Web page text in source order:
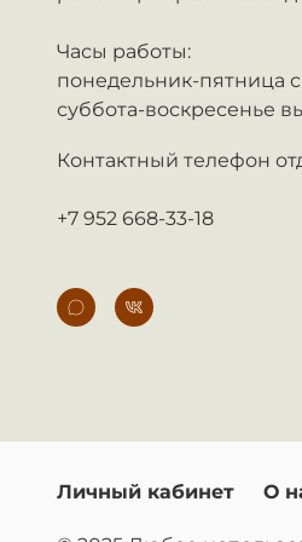
Часы работы:
понедельник-пятница с
суббота-воскресенье
Контактный телефон
+7 952 668-33-18
Личный кабинет О